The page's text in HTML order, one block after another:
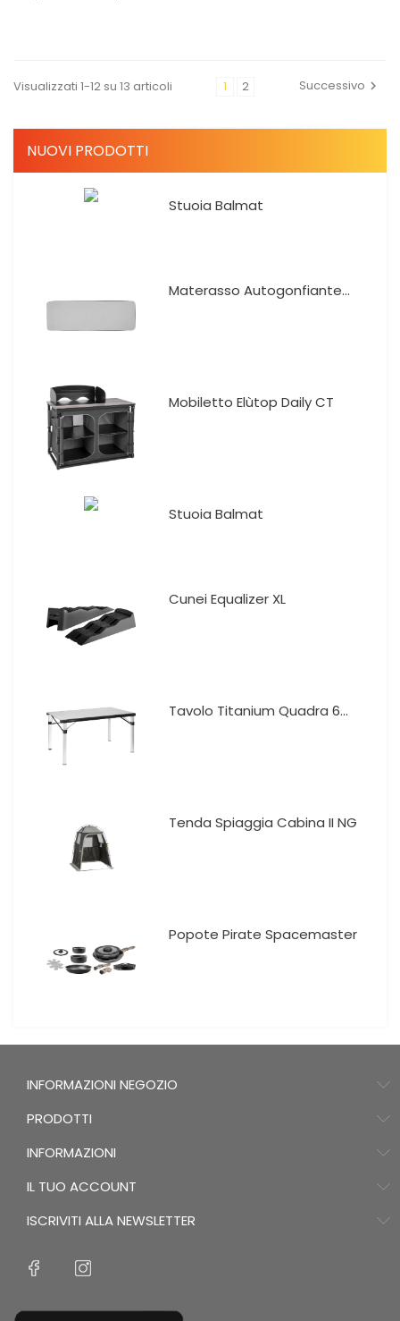
NUOVI PRODOTTI
Stuoia Balmat
Materasso Autogonfiante...
Mobiletto Elùtop Daily CT
Stuoia Balmat
Cunei Equalizer XL
Tavolo Titanium Quadra 6...
Tenda Spiaggia Cabina II NG
Popote Pirate Spacemaster
Visualizzati 1-12 su 13 articoli 1 2 Successivo
INFORMAZIONI NEGOZIO
PRODOTTI
INFORMAZIONI
IL TUO ACCOUNT
ISCRIVITI ALLA NEWSLETTER